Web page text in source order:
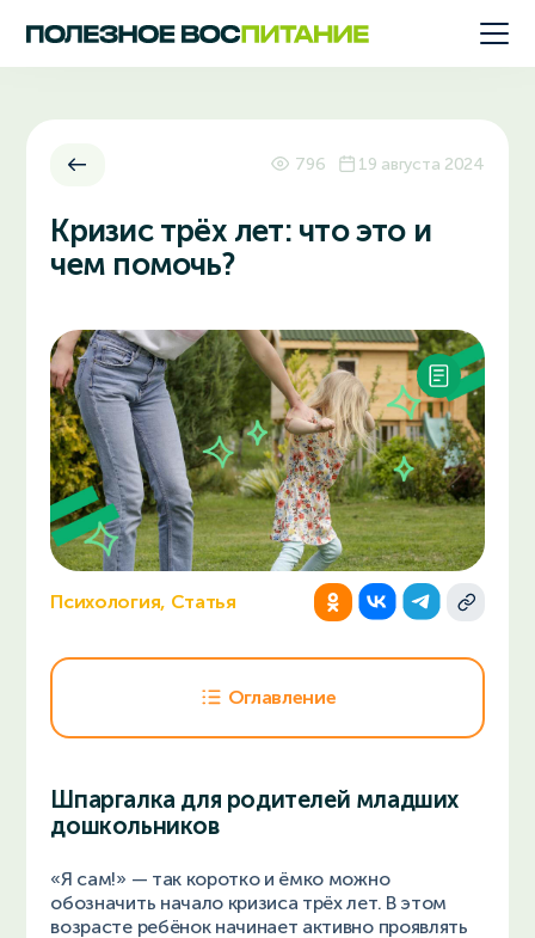
796 19 августа 2024
Кризис трёх лет: что это и
чем помочь?
Психология, Статья
Оглавление
Шпаргалка для родителей младших
дошкольников
«Я сам!» — так коротко и ёмко можно
обозначить начало кризиса трёх лет. В этом
возрасте ребёнок начинает активно проявлять